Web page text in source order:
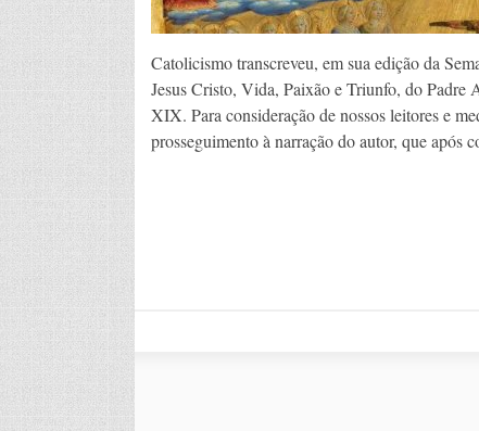
Catolicismo transcreveu, em sua edição da
Jesus Cristo, Vida, Paixão e Triunfo, do Padre
XIX. Para consideração de nossos leitores e
prosseguimento à narração do autor, que após